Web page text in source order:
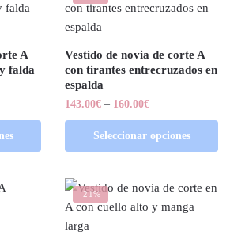
A
falda
Vestido de novia de corte A
con tirantes entrecruzados en
espalda
143.00€ – 160.00€
Seleccionar opciones
-21%